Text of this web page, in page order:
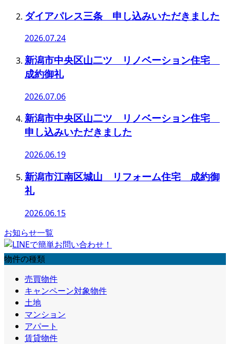
ダイアパレス三条 申し込みいただきました
2026.07.24
新潟市中央区山二ツ リノベーション住宅
成約御礼
2026.07.06
新潟市中央区山二ツ リノベーション住宅
申し込みいただきました
2026.06.19
新潟市江南区城山 リフォーム住宅 成約御
礼
2026.06.15
お知らせ一覧
物件の種類
売買物件
キャンペーン対象物件
土地
マンション
アパート
賃貸物件